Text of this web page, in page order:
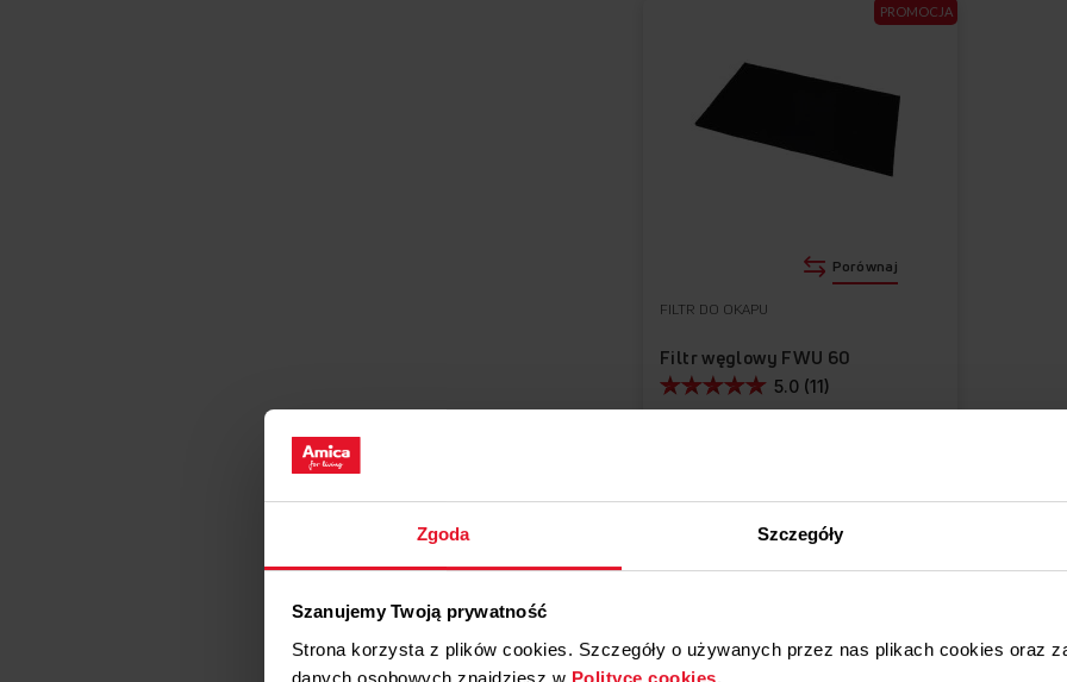
Zgoda Szczegóły
Szanujemy Twoją prywatność
Strona korzysta z plików cookies. Szczegóły o używanych przez nas plikach cookies oraz
danych osobowych znajdziesz w Polityce cookies.
Najniższa cena: 49,90 zł
FILTR DO OKAPU
Filtr węglowy FWU 60
5.0 (11)
PROMOCJA
Porównaj